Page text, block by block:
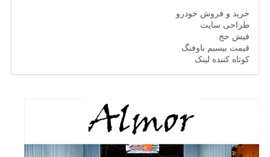
خرید و فروش خودرو
طراحی سایت
فیش حج
قیمت بیسیم باوفنگ
کوتاه کننده لینک